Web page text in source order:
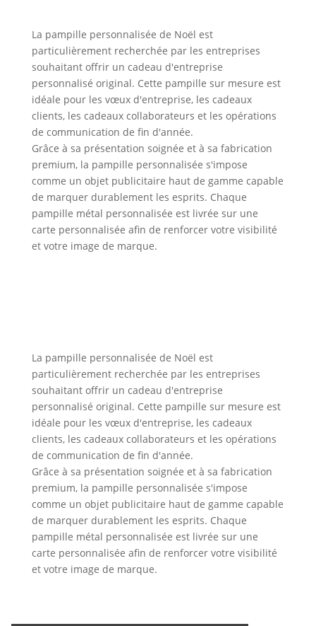
La pampille personnalisée de Noël est
particulièrement recherchée par les entreprises
souhaitant offrir un cadeau d'entreprise
personnalisé original. Cette pampille sur mesure est
idéale pour les vœux d'entreprise, les cadeaux
clients, les cadeaux collaborateurs et les opérations
de communication de fin d'année.
Grâce à sa présentation soignée et à sa fabrication
premium, la pampille personnalisée s'impose
comme un objet publicitaire haut de gamme capable
de marquer durablement les esprits. Chaque
pampille métal personnalisée est livrée sur une
carte personnalisée afin de renforcer votre visibilité
et votre image de marque.
La pampille personnalisée de Noël est
particulièrement recherchée par les entreprises
souhaitant offrir un cadeau d'entreprise
personnalisé original. Cette pampille sur mesure est
idéale pour les vœux d'entreprise, les cadeaux
clients, les cadeaux collaborateurs et les opérations
de communication de fin d'année.
Grâce à sa présentation soignée et à sa fabrication
premium, la pampille personnalisée s'impose
comme un objet publicitaire haut de gamme capable
de marquer durablement les esprits. Chaque
pampille métal personnalisée est livrée sur une
carte personnalisée afin de renforcer votre visibilité
et votre image de marque.